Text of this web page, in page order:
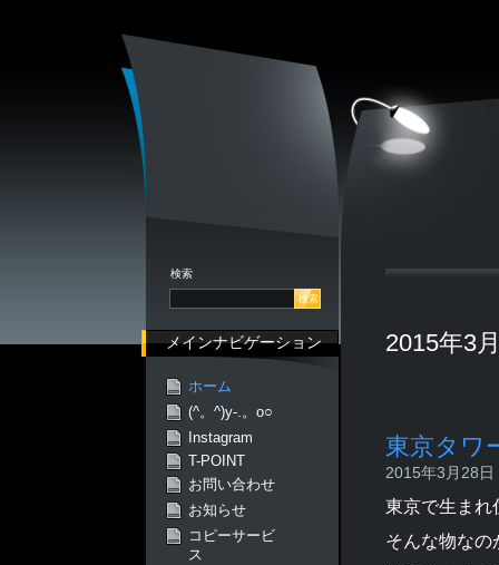
2015年3
東京タワ
2015年3月28
東京で生まれ
そんな物なの
検索
メインナビゲーション
ホーム
(^。^)y-.。o○
Instagram
T-POINT
お問い合わせ
お知らせ
コピーサービ
ス